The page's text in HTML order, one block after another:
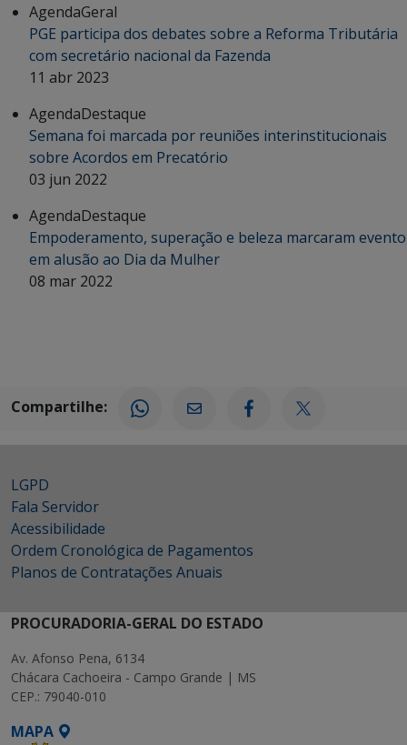
AgendaGeral
PGE participa dos debates sobre a Reforma Tributária
com secretário nacional da Fazenda
11 abr 2023
AgendaDestaque
Semana foi marcada por reuniões interinstitucionais
sobre Acordos em Precatório
03 jun 2022
AgendaDestaque
Empoderamento, superação e beleza marcaram evento
em alusão ao Dia da Mulher
08 mar 2022
Compartilhe:
LGPD
Fala Servidor
Acessibilidade
Ordem Cronológica de Pagamentos
Planos de Contratações Anuais
PROCURADORIA-GERAL DO ESTADO
Av. Afonso Pena, 6134
Chácara Cachoeira - Campo Grande | MS
CEP.: 79040-010
MAPA